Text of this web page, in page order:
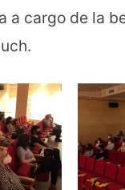
a cargo de la